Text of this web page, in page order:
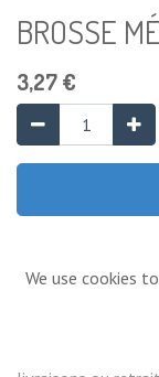
BROSSE
3,27€
Prix
We use cookies